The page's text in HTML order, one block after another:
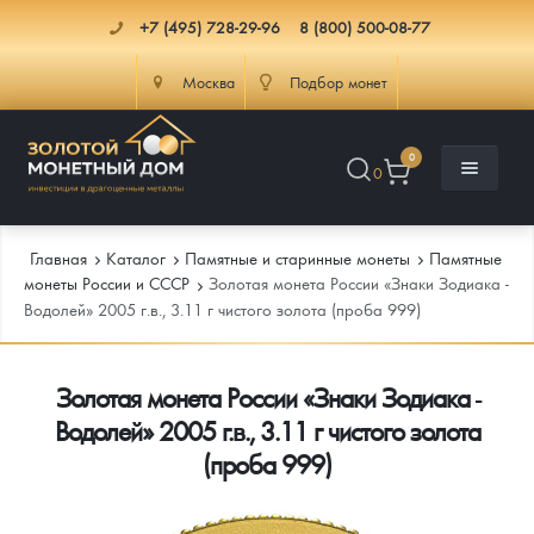
+7 (495) 728-29-96 8 (800) 500-08-77
Москва Подбор монет
0
0
Каталог
Каталог Монет
Инвестиционные монеты
Инфо
Как сделать заказ
Доставка
Главная Каталог Памятные и старинные монеты
Памятные
монеты России и СССР
Золотая монета России «Знаки Зодиака -
Водолей» 2005 г.в., 3.11 г чистого золота (проба 999)
Золотая монета России «Знаки Зодиака -
Водолей» 2005 г.в., 3.11 г чистого золота
(проба 999)